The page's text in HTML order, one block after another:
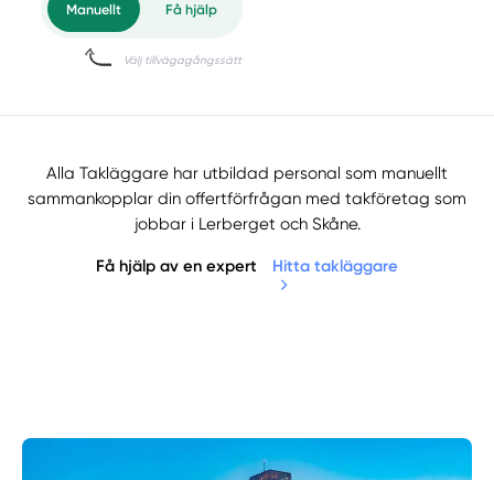
Alla Takläggare har utbildad personal som manuellt
sammankopplar din offertförfrågan med takföretag som
jobbar i Lerberget och Skåne.
Få hjälp av en expert Hitta takläggare